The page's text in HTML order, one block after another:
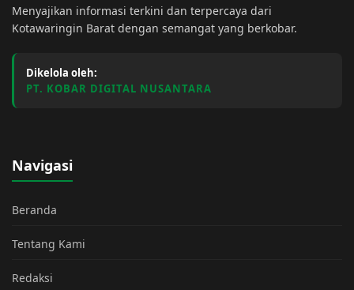
Menyajikan informasi terkini dan terpercaya dari
Kotawaringin Barat dengan semangat yang berkobar.
Dikelola oleh:
PT. KOBAR DIGITAL NUSANTARA
Navigasi
Beranda
Tentang Kami
Redaksi